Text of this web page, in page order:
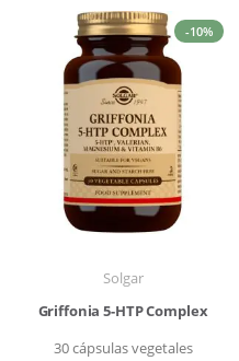
-10%
Solgar
Griffonia 5-HTP Complex
30 cápsulas vegetales